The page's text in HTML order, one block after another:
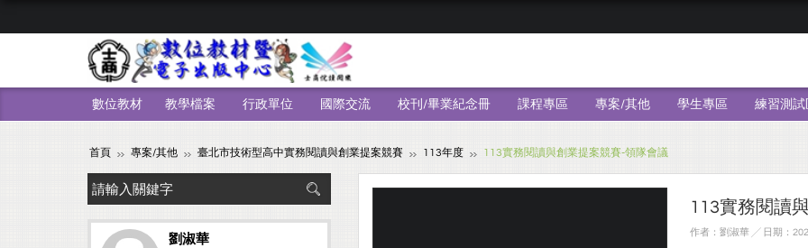
數位教材 教學檔案 行政單位 國際交流 校刊/畢業紀念冊 課程專區 專案/其他 學生專區 練習測試
首頁 專案/其他 臺北市技術型高中實務閱讀與創業提案競賽 113年度 113實務閱讀與創業提案競賽-領隊會議
113實務閱讀
作者：劉淑華 ╱ 日期：
劉淑華